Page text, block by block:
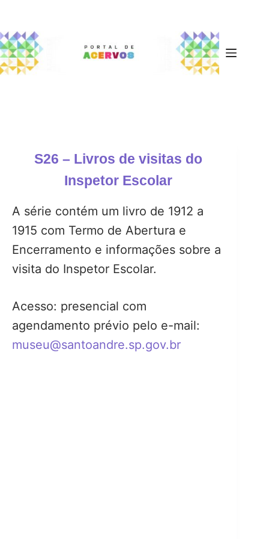
S26 – Livros de visitas do
Inspetor Escolar
A série contém um livro de 1912 a
1915 com Termo de Abertura e
Encerramento e informações sobre a
visita do Inspetor Escolar.
Acesso: presencial com
agendamento prévio pelo e-mail:
museu@santoandre.sp.gov.br